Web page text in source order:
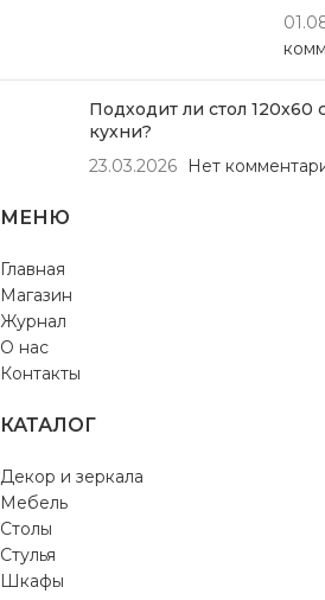
Подходит ли стол 120х60
кухни?
23.03.2026
Нет
МЕНЮ
Главная
Магазин
Журнал
О нас
Контакты
КАТАЛОГ
Декор и зеркала
Мебель
Столы
Стулья
Шкафы